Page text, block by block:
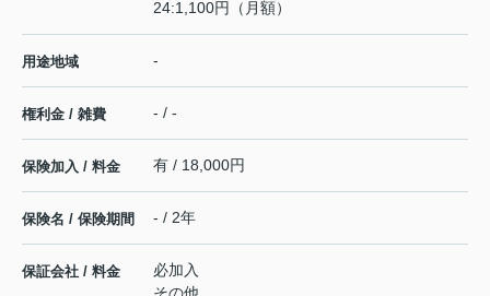
24:1,100円（月額）
用途地域 -
権利金 / 雑費 - / -
保険加入 / 料金 有 / 18,000円
保険名 / 保険期間 - / 2年
保証会社 / 料金
必加入